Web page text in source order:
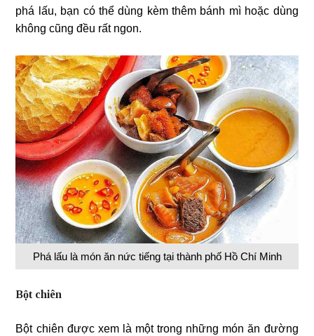
phá lấu, bạn có thể dùng kèm thêm bánh mì hoặc dùng
không cũng đều rất ngon.
Phá lấu là món ăn nức tiếng tại thành phố Hồ Chí Minh
Bột chiên
Bột chiên được xem là một trong những món ăn đường